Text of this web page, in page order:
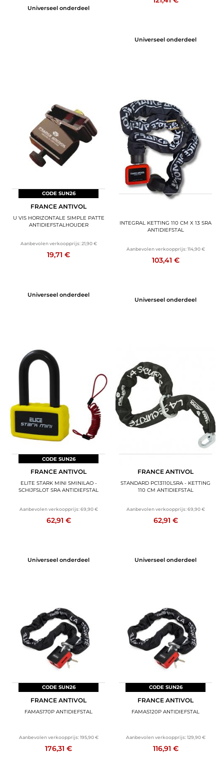
Universeel onderdeel
Universeel onderdeel
CODE SUN26
FRANCE ANTIVOL
U VIS HORIZONTALE SIMPLE PATTE
ANTIDIEFSTALHOUDER
Aanbevolen verkoopprijs: 21,90 €
19,71 €
Universeel onderdeel
CODE SUN26
INTEGRAL KETTING 110 CM X 13 SRA
ANTIDIEFSTAL
Aanbevolen verkoopprijs: 114,90 €
103,41 €
Universeel onderdeel
CODE SUN26
FRANCE ANTIVOL
ELITE STARK MINI SMINILAO -
SCHIJFSLOT SRA ANTIDIEFSTAL
Aanbevolen verkoopprijs: 69,90 €
62,91 €
Universeel onderdeel
FRANCE ANTIVOL
STANDARD PC13110LSRA - KETTING
110 CM ANTIDIEFSTAL
Aanbevolen verkoopprijs: 69,90 €
62,91 €
Universeel onderdeel
CODE SUN26
FRANCE ANTIVOL
FAMAS170P ANTIDIEFSTAL
Aanbevolen verkoopprijs: 195,90 €
176,31 €
CODE SUN26
FRANCE ANTIVOL
FAMAS120P ANTIDIEFSTAL
Aanbevolen verkoopprijs: 129,90 €
116,91 €